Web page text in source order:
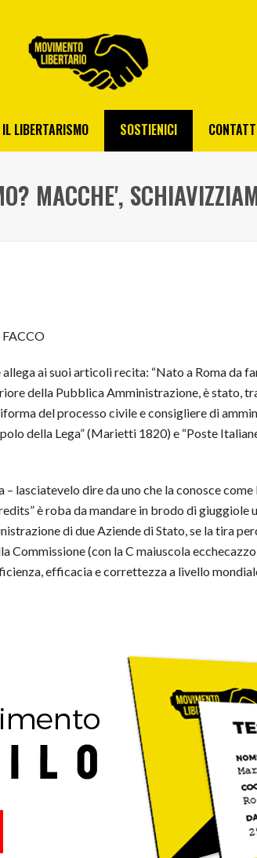
LIBERTARISMO SOSTIENICI
MACCHE',
ai suoi articoli recita: “Nato a Roma da
della Pubblica Amministrazione, è stato,
del processo civile e consigliere di
della Lega” (Marietti 1820) e “Poste
– lasciatevelo dire da uno che la conosce
è roba da mandare in brodo di
di due Aziende di Stato, se la tira
Commissione (con la C maiuscola
efficacia e correttezza a livello